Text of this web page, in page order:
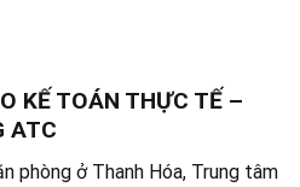
KẾ TOÁN THỰC TẾ –
ATC
phòng ở Thanh Hóa, Trung tâm